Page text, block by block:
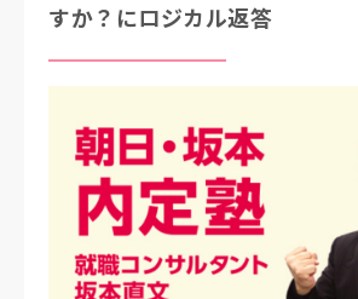
すか？にロジカル返答